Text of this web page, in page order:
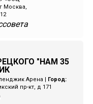
г Москва,
"НАМ 35
Арена
Город:
пр-кт, д 171